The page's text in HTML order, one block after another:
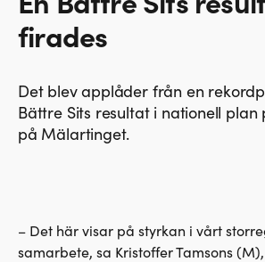
firades
Det blev applåder från en
Bättre Sits resultat i nationell plan
på Mälartinget.
– Det här visar på styrkan i vårt
samarbete, sa Kristoffer Tamsons